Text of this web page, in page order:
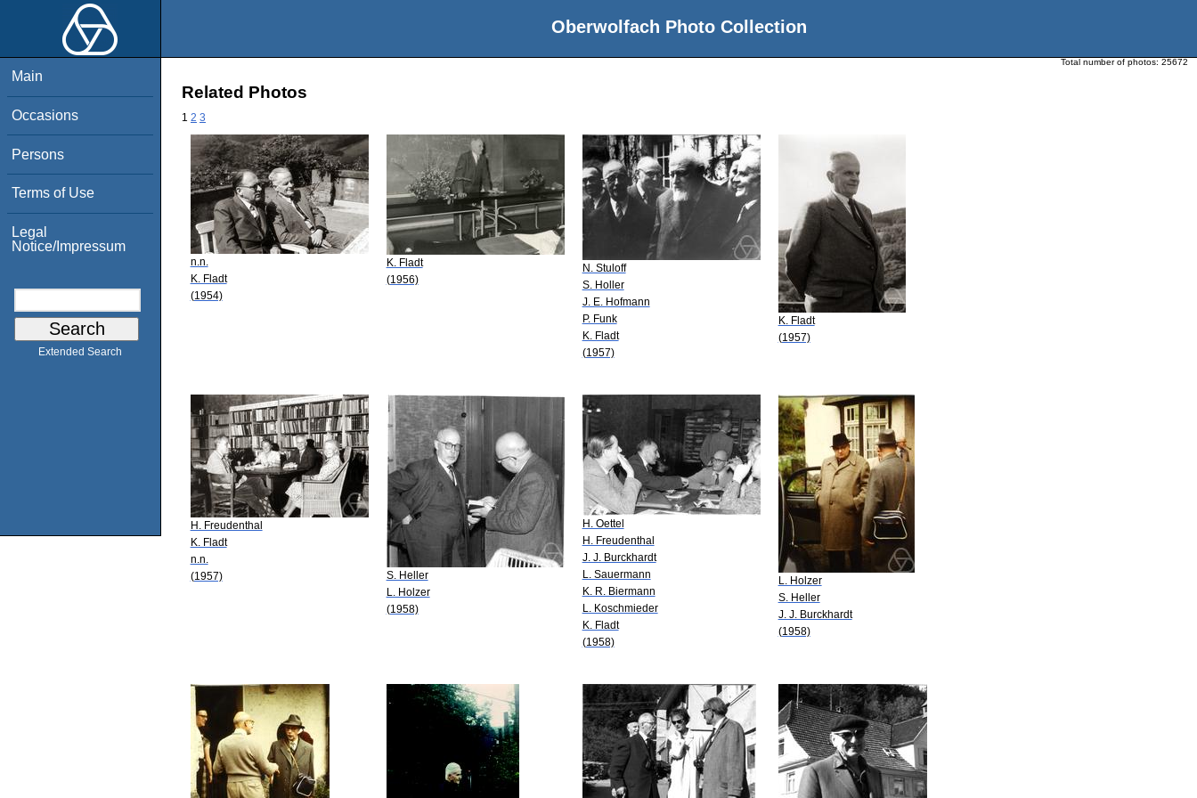
Oberwolfach Photo Collection
Main
Occasions
Persons
Terms of Use
Legal
Notice/Impressum
Extended Search
Total number of photos: 25672
Related Photos
1 2 3
n.n.
K. Fladt
(1954)
K. Fladt
(1956)
N. Stuloff
S. Holler
J. E. Hofmann
P. Funk
K. Fladt
(1957)
K. Fladt
(1957)
H. Freudenthal
K. Fladt
n.n.
(1957)
S. Heller
L. Holzer
(1958)
H. Oettel
H. Freudenthal
J. J. Burckhardt
L. Sauermann
K. R. Biermann
L. Koschmieder
K. Fladt
(1958)
L. Holzer
S. Heller
J. J. Burckhardt
(1958)